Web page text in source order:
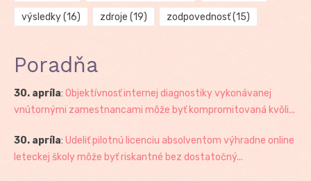
výsledky(16) zdroje (19) zodpovednosť(15)
Poradňa
30. apríla: Objektívnosť internej diagnostiky vykonávanej
vnútornými zamestnancami môže byť kompromitovaná kvôli...
30. apríla: Udeliť pilotnú licenciu absolventom výhradne online
leteckej školy môže byť riskantné bez dostatočný...